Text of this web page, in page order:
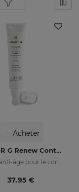
Acheter
FACTOR G Renew Contour Des Yeux
Crème anti-âge pour le contour des yeux
37.95 €